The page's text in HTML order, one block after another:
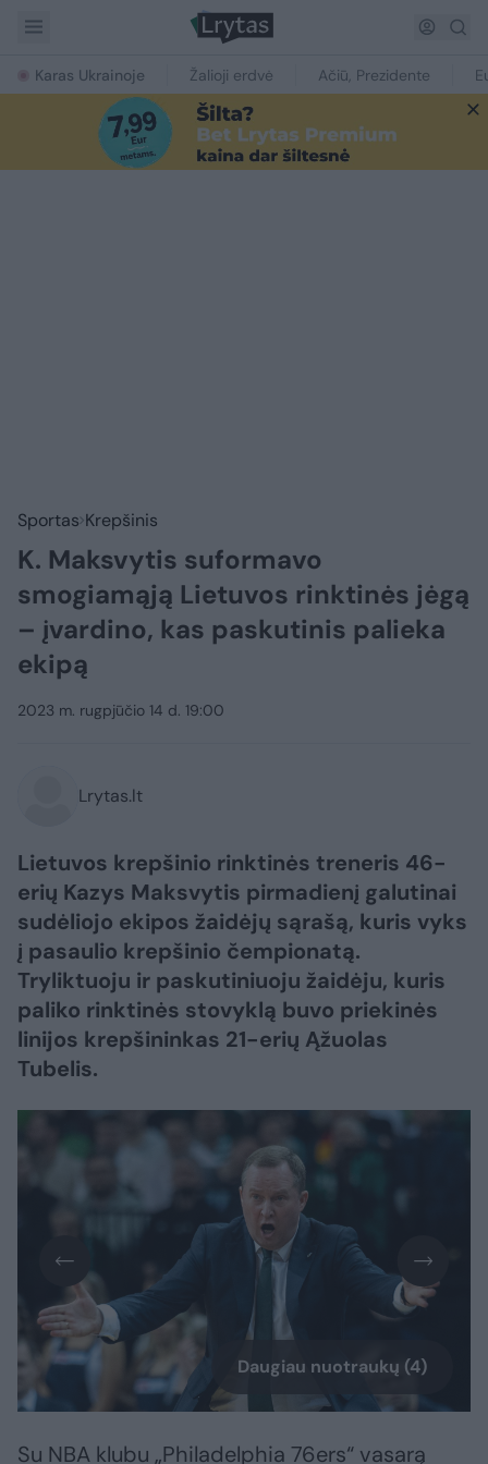
Karas Ukrainoje Žalioji erdvė Ačiū, Prezidente
Sportas Krepšinis
K. Maksvytis suformavo
smogiamąją Lietuvos rinktinės jėgą
– įvardino, kas paskutinis palieka
ekipą
2023 m. rugpjūčio 14 d. 19:00
Lrytas.lt
Lietuvos krepšinio rinktinės treneris 46-
erių Kazys Maksvytis pirmadienį galutinai
sudėliojo ekipos žaidėjų sąrašą, kuris vyks
į pasaulio krepšinio čempionatą.
Tryliktuoju ir paskutiniuoju žaidėju, kuris
paliko rinktinės stovyklą buvo priekinės
linijos krepšininkas 21-erių Ąžuolas
Tubelis.
Daugiau nuotraukų (4)
Su NBA klubu „Philadelphia 76ers“ vasarą